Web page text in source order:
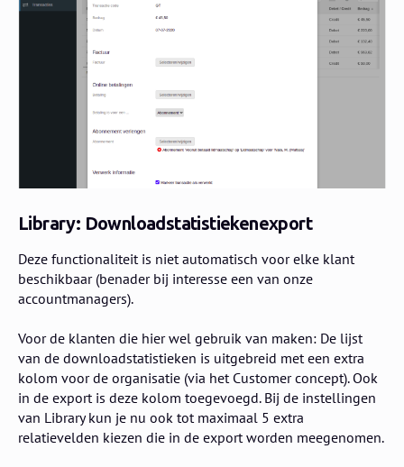
Library: Downloadstatistiekenexport
Deze functionaliteit is niet automatisch voor elke klant
beschikbaar (benader bij interesse een van onze
accountmanagers).
Voor de klanten die hier wel gebruik van maken: De lijst
van de downloadstatistieken is uitgebreid met een extra
kolom voor de organisatie (via het Customer concept). Ook
in de export is deze kolom toegevoegd. Bij de instellingen
van Library kun je nu ook tot maximaal 5 extra
relatievelden kiezen die in de export worden meegenomen.